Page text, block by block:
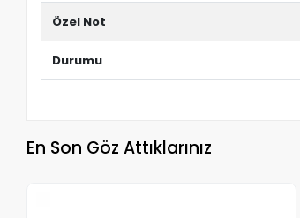
Özel Not
Durumu
En Son Göz Attıklarınız